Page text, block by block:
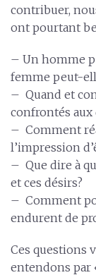
contribuer,
ont pourtant
– Un homme
femme peut-
– Quand et
confrontés aux
– Comment
l’impression
– Que dire à
et ces désirs?
– Comment
endurent de
Ces questions
entendons par